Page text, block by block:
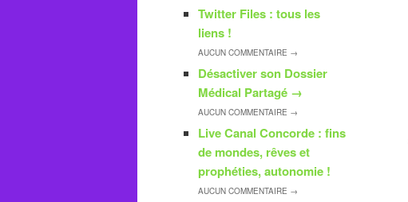
Twitter Files : tous les
liens !
AUCUN COMMENTAIRE →
Désactiver son Dossier
Médical Partagé →
AUCUN COMMENTAIRE →
Live Canal Concorde : fins
de mondes, rêves et
prophéties, autonomie !
AUCUN COMMENTAIRE →